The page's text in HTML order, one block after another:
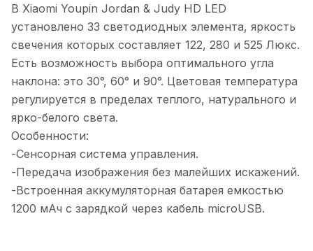
В Xiaomi Youpin Jordan & Judy HD LED
установлено 33 светодиодных элемента, яркость
свечения которых составляет 122, 280 и 525 Люкс.
Есть возможность выбора оптимального угла
наклона: это 30°, 60° и 90°. Цветовая температура
регулируется в пределах теплого, натурального и
ярко-белого света.
Особенности:
-Сенсорная система управления.
-Передача изображения без малейших искажений.
-Встроенная аккумуляторная батарея емкостью
1200 мАч с зарядкой через кабель microUSB.